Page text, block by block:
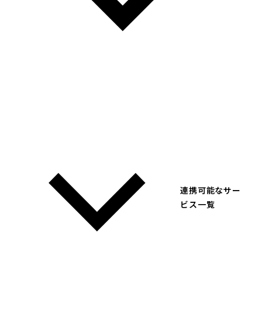
連携可能なサー
ビス一覧